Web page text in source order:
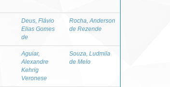
Deus, Flávio
Elias Gomes
de
Rocha, Anderson
de Rezende
Aguiar,
Alexandre
Kehrig
Veronese
Souza, Ludmila
de Melo